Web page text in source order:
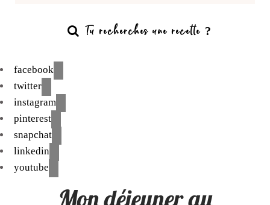
facebook
twitter
instagram
pinterest
snapchat
linkedin
youtube
Mon déjeuner au